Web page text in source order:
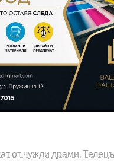
от чужди драми,